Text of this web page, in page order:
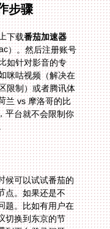
步骤
下载番茄加速器
）。然后注册账号
比如针对影音的专
咪咕视频（解决在
限制）或者腾讯体
兰 vs 摩洛哥的比
平台就不会限制你
候可以试试番茄的
点。如果还是不
题。比如有用户在
切换到东京的节
到平台登录问题，